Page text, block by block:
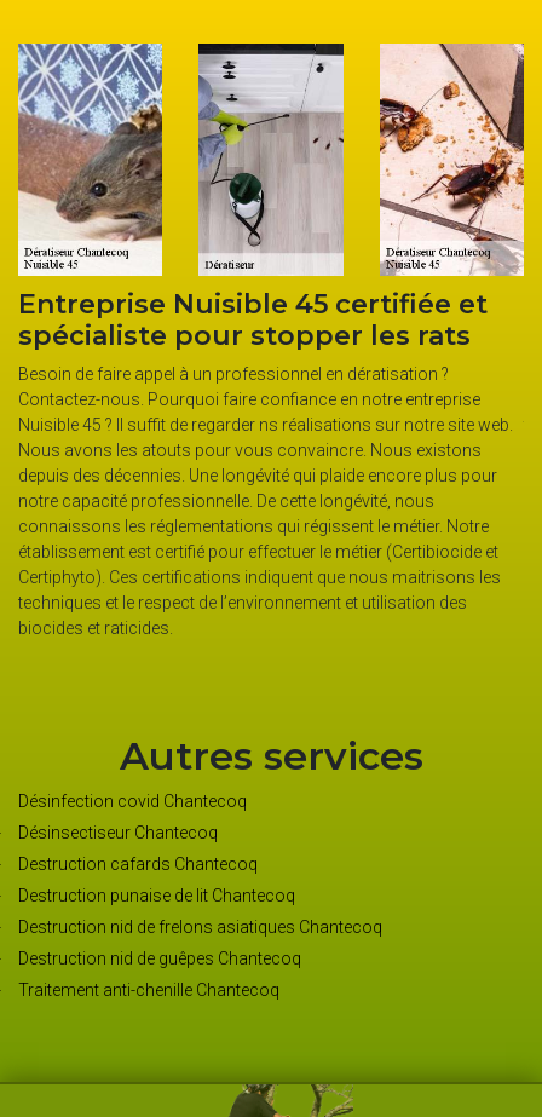
Entreprise Nuisible 45 certifiée et
spécialiste pour stopper les rats
Besoin de faire appel à un professionnel en dératisation ?
Contactez-nous. Pourquoi faire confiance en notre entreprise
Nuisible 45 ? Il suffit de regarder ns réalisations sur notre site web.
Nous avons les atouts pour vous convaincre. Nous existons
depuis des décennies. Une longévité qui plaide encore plus pour
notre capacité professionnelle. De cette longévité, nous
connaissons les réglementations qui régissent le métier. Notre
établissement est certifié pour effectuer le métier (Certibiocide et
Certiphyto). Ces certifications indiquent que nous maitrisons les
techniques et le respect de l’environnement et utilisation des
biocides et raticides.
Autres services
Désinfection covid Chantecoq
Désinsectiseur Chantecoq
Destruction cafards Chantecoq
Destruction punaise de lit Chantecoq
Destruction nid de frelons asiatiques Chantecoq
Destruction nid de guêpes Chantecoq
Traitement anti-chenille Chantecoq